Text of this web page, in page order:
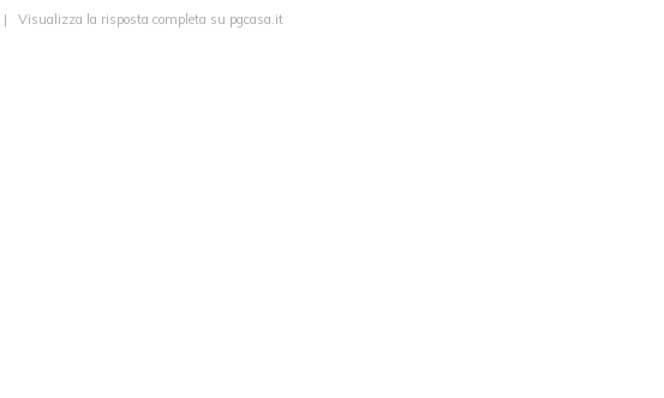
| Visualizza la risposta completa su pgcasa.it